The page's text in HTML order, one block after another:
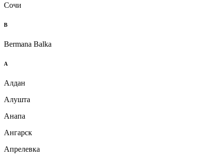
Сочи
B
Bermana Balka
А
Алдан
Алушта
Анапа
Ангарск
Апрелевка